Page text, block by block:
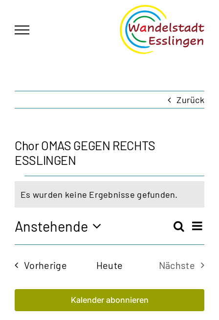
springen
Zurück
Chor OMAS GEGEN RECHTS
ESSLINGEN
Veranstaltungen
Hinweis
Es wurden keine Ergebnisse gefunden.
und
Suche
Anstehende
Datum
VorherigeVeranstaltungen
Heute
Nächste
Kalender abonnieren